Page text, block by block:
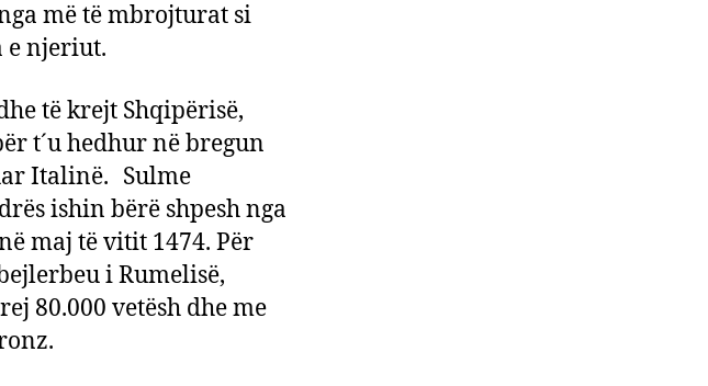
më të mbrojturat si
e njeriut.
të krejt Shqipërisë,
t´u hedhur në bregun
Italinë. Sulme
ishin bërë shpesh nga
maj të vitit 1474. Për
i Rumelisë,
80.000 vetësh dhe me